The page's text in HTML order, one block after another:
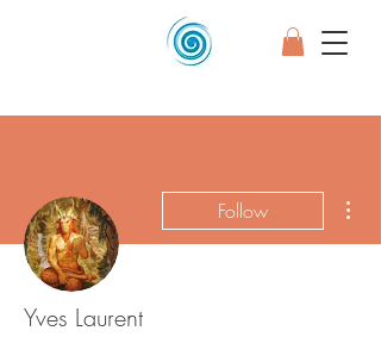
Follow
Yves Laurent